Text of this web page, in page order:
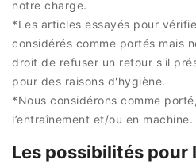
notre charge.
*Les articles essayés pour
considérés comme portés mais
droit de refuser un retour s'il
pour des raisons d'hygiène.
*Nous considérons comme
l’entraînement et/ou en machine.
Les possibilités pour